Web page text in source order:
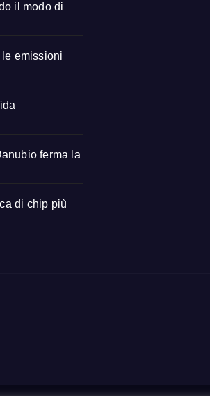
il modo di
emissioni
ferma la
di chip più